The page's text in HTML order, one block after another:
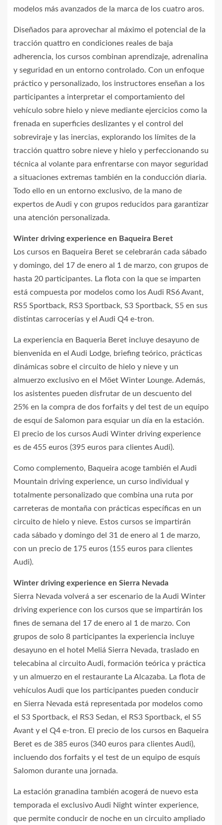
modelos más avanzados de la marca de los cuatro aros.
Diseñados para aprovechar al máximo el potencial de la
tracción quattro en condiciones reales de baja
adherencia, los cursos combinan aprendizaje, adrenalina
y seguridad en un entorno controlado. Con un enfoque
práctico y personalizado, los instructores enseñan a los
participantes a interpretar el comportamiento del
vehículo sobre hielo y nieve mediante ejercicios como la
frenada en superficies deslizantes y el control del
sobreviraje y las inercias, explorando los límites de la
tracción quattro sobre nieve y hielo y perfeccionando su
técnica al volante para enfrentarse con mayor seguridad
a situaciones extremas también en la conducción diaria.
Todo ello en un entorno exclusivo, de la mano de
expertos de Audi y con grupos reducidos para garantizar
una atención personalizada.
Winter driving experience en Baqueira Beret
Los cursos en Baqueira Beret se celebrarán cada sábado
y domingo, del 17 de enero al 1 de marzo, con grupos de
hasta 20 participantes. La flota con la que se imparten
está compuesta por modelos como los Audi RS6 Avant,
RS5 Sportback, RS3 Sportback, S3 Sportback, S5 en sus
distintas carrocerías y el Audi Q4 e-tron.
La experiencia en Baqueria Beret incluye desayuno de
bienvenida en el Audi Lodge, briefing teórico, prácticas
dinámicas sobre el circuito de hielo y nieve y un
almuerzo exclusivo en el Möet Winter Lounge. Además,
los asistentes pueden disfrutar de un descuento del
25% en la compra de dos forfaits y del test de un equipo
de esquí de Salomon para esquiar un día en la estación.
El precio de los cursos Audi Winter driving experience
es de 455 euros (395 euros para clientes Audi).
Como complemento, Baqueira acoge también el Audi
Mountain driving experience, un curso individual y
totalmente personalizado que combina una ruta por
carreteras de montaña con prácticas específicas en un
circuito de hielo y nieve. Estos cursos se impartirán
cada sábado y domingo del 31 de enero al 1 de marzo,
con un precio de 175 euros (155 euros para clientes
Audi).
Winter driving experience en Sierra Nevada
Sierra Nevada volverá a ser escenario de la Audi Winter
driving experience con los cursos que se impartirán los
fines de semana del 17 de enero al 1 de marzo. Con
grupos de solo 8 participantes la experiencia incluye
desayuno en el hotel Meliá Sierra Nevada, traslado en
telecabina al circuito Audi, formación teórica y práctica
y un almuerzo en el restaurante La Alcazaba. La flota de
vehículos Audi que los participantes pueden conducir
en Sierra Nevada está representada por modelos como
el S3 Sportback, el RS3 Sedan, el RS3 Sportback, el S5
Avant y el Q4 e-tron. El precio de los cursos en Baqueira
Beret es de 385 euros (340 euros para clientes Audi),
incluendo dos forfaits y el test de un equipo de esquís
Salomon durante una jornada.
La estación granadina también acogerá de nuevo esta
temporada el exclusivo Audi Night winter experience,
que permite conducir de noche en un circuito ampliado